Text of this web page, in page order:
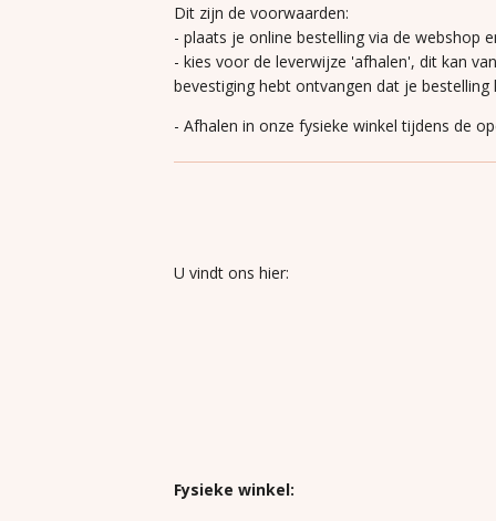
Dit zijn de voorwaarden:
- plaats je online bestelling via de webshop
- kies voor de leverwijze 'afhalen', dit kan
bevestiging hebt ontvangen dat je bestelling
- Afhalen in onze fysieke winkel tijdens de
U vindt ons hier:
Fysieke winkel: